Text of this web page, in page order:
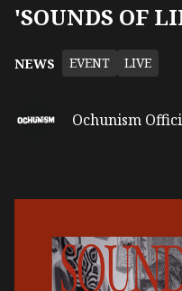
'SOUNDS OF
NEWS EVENT LIVE
Ochunism